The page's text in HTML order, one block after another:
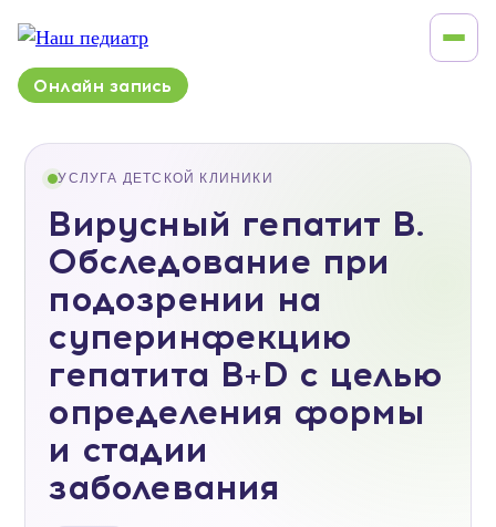
Онлайн запись
УСЛУГА ДЕТСКОЙ КЛИНИКИ
Вирусный гепатит В.
Обследование при
подозрении на
суперинфекцию
гепатита В+D с целью
определения формы
и стадии
заболевания